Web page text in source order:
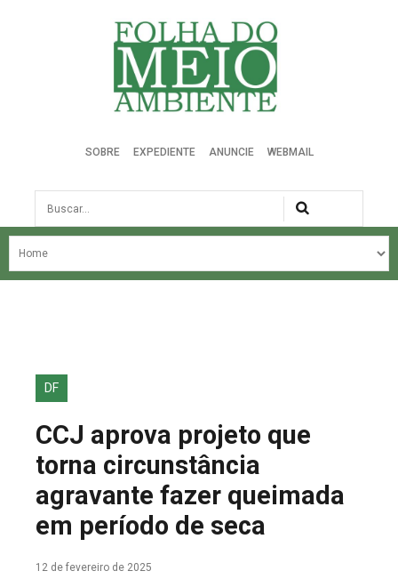
Folha do Meio Ambiente
SOBRE EXPEDIENTE ANUNCIE WEBMAIL
Busca
NOSSA HISTÓRIA
EDIÇÕES ANTERIORES
FALE CONOSCO
DF
CCJ aprova projeto que
torna circunstância
agravante fazer queimada
em período de seca
12 de fevereiro de 2025